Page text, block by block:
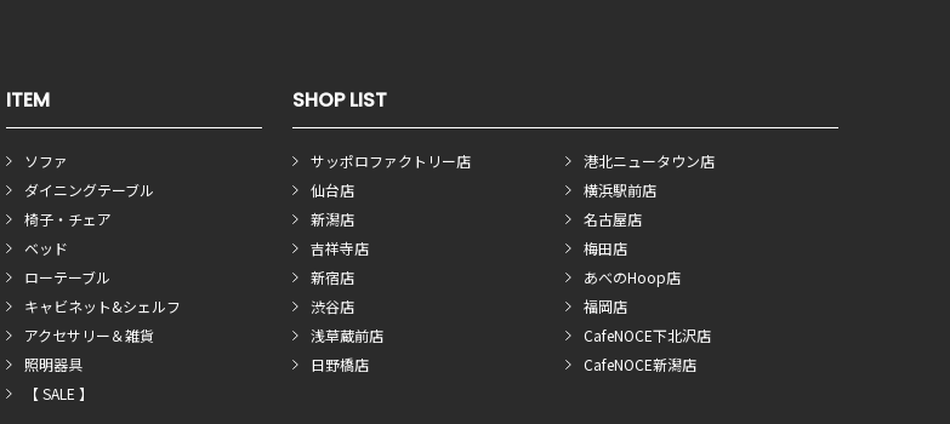
ITEM
ソファ
ダイニングテーブル
椅子・チェア
ベッド
ローテーブル
キャビネット&シェルフ
アクセサリー＆雑貨
照明器具
【 SALE 】
SHOP LIST
サッポロファクトリー店
仙台店
新潟店
吉祥寺店
新宿店
渋谷店
浅草蔵前店
日野橋店
港北ニュータウン店
横浜駅前店
名古屋店
梅田店
あべのHoop店
福岡店
CafeNOCE下北沢店
CafeNOCE新潟店